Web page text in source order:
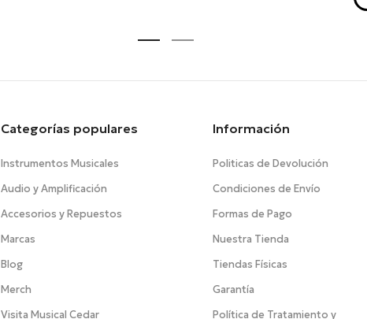
Categorías populares
Instrumentos Musicales
Audio y Amplificación
Accesorios y Repuestos
Marcas
Blog
Merch
Visita Musical Cedar
Información
Politicas de Devolución
Condiciones de Envío
Formas de Pago
Nuestra Tienda
Tiendas Físicas
Garantía
Política de Tratamiento y